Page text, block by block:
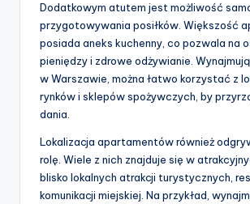
Dodatkowym atutem jest możliwość
przygotowywania posiłków. Większość
posiada aneks kuchenny, co pozwala na
pieniędzy i zdrowe odżywianie.
w Warszawie, można łatwo korzystać z
rynków i sklepów spożywczych, by
dania.
Lokalizacja apartamentów również
rolę. Wiele z nich znajduje się w
blisko lokalnych atrakcji turystycznych,
komunikacji miejskiej. Na przykład,